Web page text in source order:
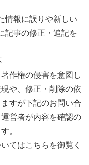
情報に誤りや新しい
記事の修正・追記を
作権の侵害を意図し
や、修正・削除の依
すが下記のお問い合
営者が内容を確認の
。
てはこちらを御覧く